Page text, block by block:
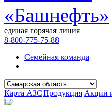
единая горячая линия
8-800-775-75-88
Семейная команда
Карта АЗСПродукция Акции